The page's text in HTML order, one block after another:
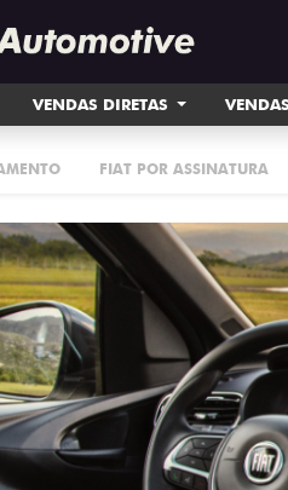
VENDAS DIRETAS
FIAT POR ASSINATURA